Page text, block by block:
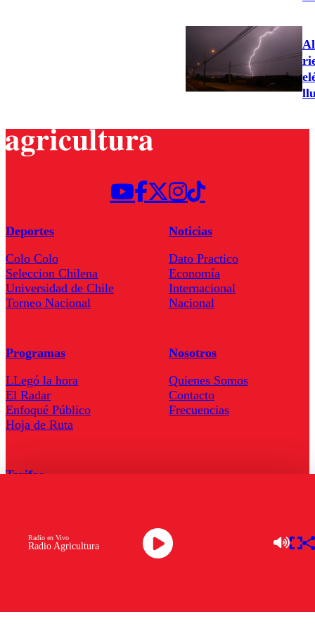
Radio Agricultura
Radio en Vivo
Deportes
Colo Colo
Seleccion Chilena
Universidad de Chile
Torneo Nacional
Noticias
Dato Practico
Economía
Internacional
Nacional
Programas
LLegó la hora
El Radar
Enfoqué Público
Hoja de Ruta
Nosotros
Quienes Somos
Contacto
Frecuencias
Tarifas
Descarga la APP